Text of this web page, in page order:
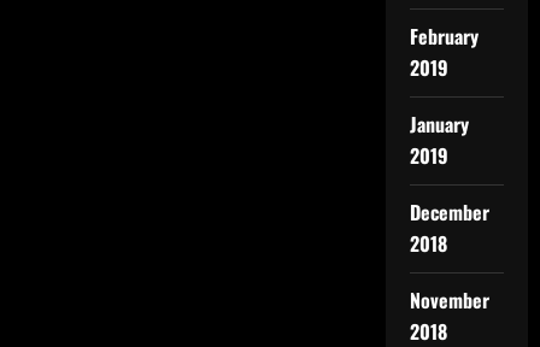
February
2019
January
2019
December
2018
November
2018